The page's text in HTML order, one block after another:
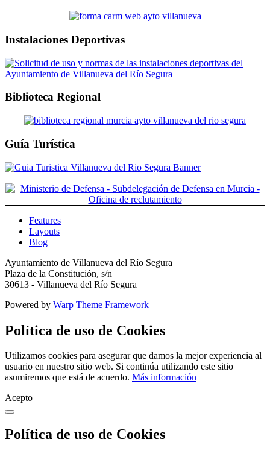
Instalaciones Deportivas
Biblioteca Regional
Guía Turística
Features
Layouts
Blog
Ayuntamiento de Villanueva del Río Segura
Plaza de la Constitución, s/n
30613 - Villanueva del Río Segura
Powered by Warp Theme Framework
Política de uso de Cookies
Utilizamos cookies para asegurar que damos la mejor experiencia al
usuario en nuestro sitio web. Si continúa utilizando este sitio
asumiremos que está de acuerdo. Más información
Acepto
Política de uso de Cookies